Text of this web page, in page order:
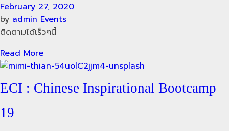
February 27, 2020
by admin Events
ติดตามได้เร็วๆนี้
Read More
ECI : Chinese Inspirational Bootcamp
19